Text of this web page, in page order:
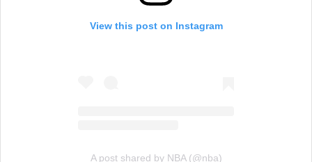
View this post on Instagram
A post shared by NBA (@nba)